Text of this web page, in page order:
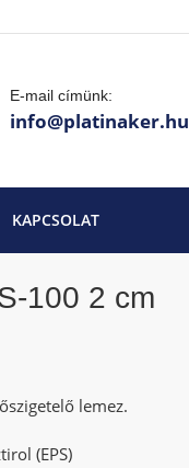
E-mail címünk:
info@platinaker.hu
KAPCSOLAT
100 2 cm
lemez.
(EPS)